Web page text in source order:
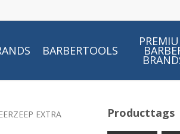
BARBERTOOLS
EXTRA
Producttags